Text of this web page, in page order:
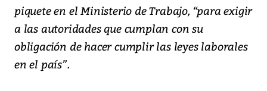
piquete en el Ministerio de Trabajo, “para exigir
a las autoridades que cumplan con su
obligación de hacer cumplir las leyes laborales
en el país”.